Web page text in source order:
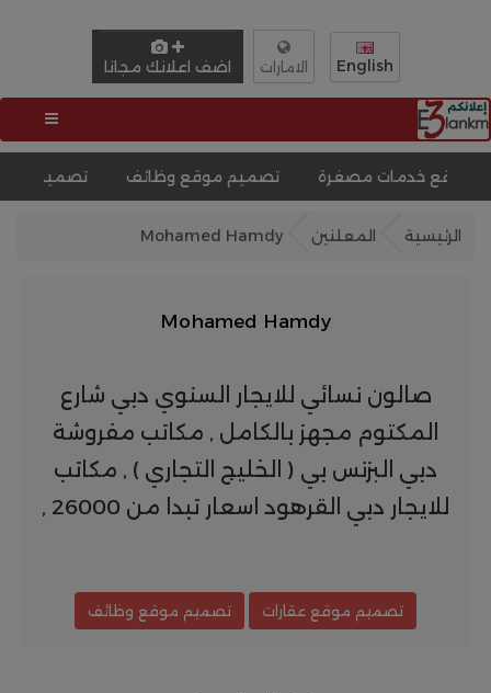
English الامارات اضف اعلانك مجانا
مصغرة تصميم موقع وظائف تصميم موقع مثل
الرئيسية المعلنين Mohamed Hamdy
Mohamed Hamdy
صالون نسائي للايجار السنوي دبي شارع
المكتوم مجهز بالكامل , مكاتب مفروشة
دبي البزنس بي ( الخليج التجاري ) , مكاتب
للايجار دبي القرهود اسعار تبدا من 26000 ,
تصميم موقع عقارات تصميم موقع وظائف